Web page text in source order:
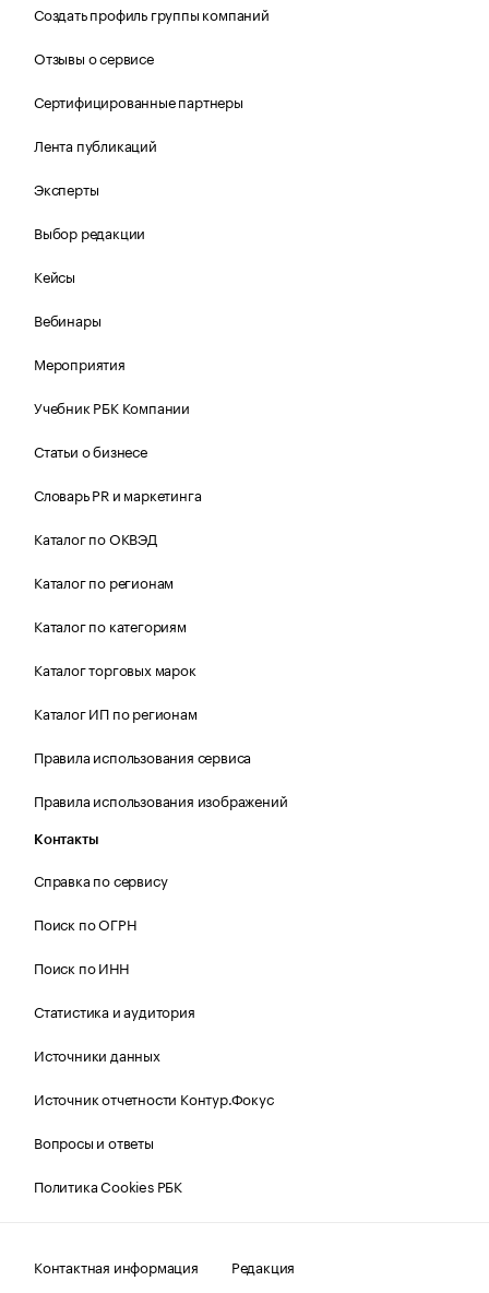
Создать профиль группы компаний
Отзывы о сервисе
Сертифицированные партнеры
Лента публикаций
Эксперты
Выбор редакции
Кейсы
Вебинары
Мероприятия
Учебник РБК Компании
Статьи о бизнесе
Словарь PR и маркетинга
Каталог по ОКВЭД
Каталог по регионам
Каталог по категориям
Каталог торговых марок
Каталог ИП по регионам
Правила использования сервиса
Правила использования изображений
Контакты
Справка по сервису
Поиск по ОГРН
Поиск по ИНН
Статистика и аудитория
Источники данных
Источник отчетности Контур.Фокус
Вопросы и ответы
Политика Cookies РБК
Контактная информация Редакция